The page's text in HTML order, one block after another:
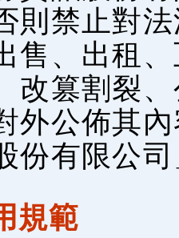
則禁止對
售、出租
改篡割裂
外公佈其
份有限公
規範